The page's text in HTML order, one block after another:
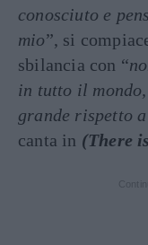
conosciuto e
mio”, si
sbilancia con “
in tutto il
grande rispetto
canta in (There